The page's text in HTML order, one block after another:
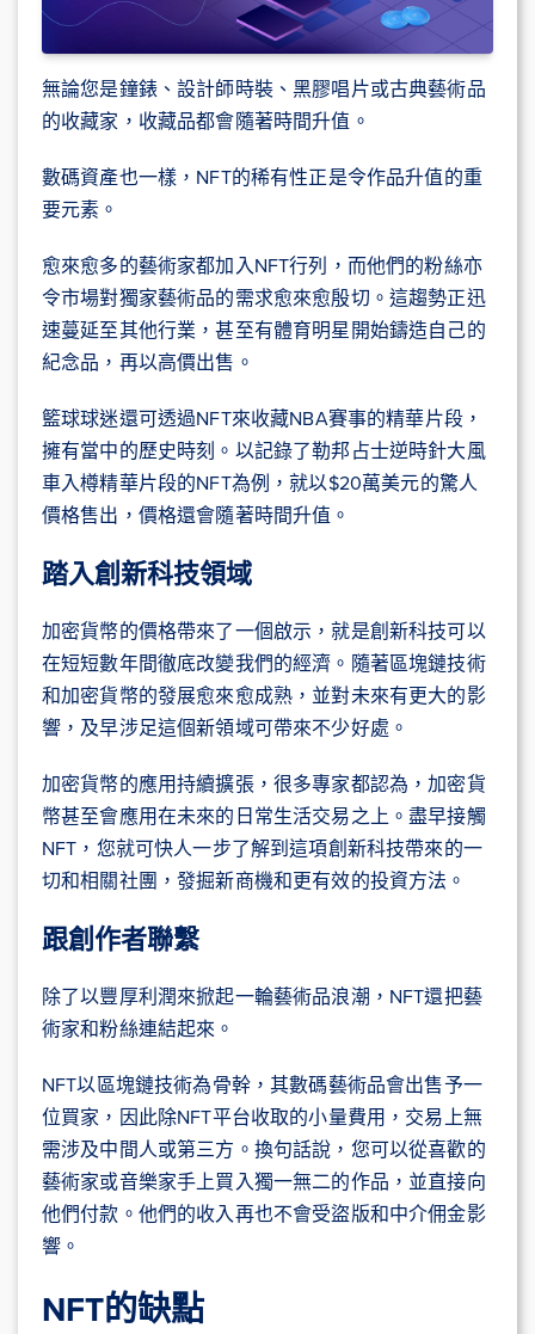
無論您是鐘錶、設計師時裝、黑膠唱片或古典藝術品
的收藏家，收藏品都會隨著時間升值。
數碼資產也一樣，NFT的稀有性正是令作品升值的重
要元素。
愈來愈多的藝術家都加入NFT行列，而他們的粉絲亦
令市場對獨家藝術品的需求愈來愈殷切。這趨勢正迅
速蔓延至其他行業，甚至有體育明星開始鑄造自己的
紀念品，再以高價出售。
籃球球迷還可透過NFT來收藏NBA賽事的精華片段，
擁有當中的歷史時刻。以記錄了勒邦占士逆時針大風
車入樽精華片段的NFT為例，就以$20萬美元的驚人
價格售出，價格還會隨著時間升值。
踏入創新科技領域
加密貨幣的價格帶來了一個啟示，就是創新科技可以
在短短數年間徹底改變我們的經濟。隨著區塊鏈技術
和加密貨幣的發展愈來愈成熟，並對未來有更大的影
響，及早涉足這個新領域可帶來不少好處。
加密貨幣的應用持續擴張，很多專家都認為，加密貨
幣甚至會應用在未來的日常生活交易之上。盡早接觸
NFT，您就可快人一步了解到這項創新科技帶來的一
切和相關社團，發掘新商機和更有效的投資方法。
跟創作者聯繫
除了以豐厚利潤來掀起一輪藝術品浪潮，NFT還把藝
術家和粉絲連結起來。
NFT以區塊鏈技術為骨幹，其數碼藝術品會出售予一
位買家，因此除NFT平台收取的小量費用，交易上無
需涉及中間人或第三方。換句話說，您可以從喜歡的
藝術家或音樂家手上買入獨一無二的作品，並直接向
他們付款。他們的收入再也不會受盜版和中介佣金影
響。
NFT的缺點